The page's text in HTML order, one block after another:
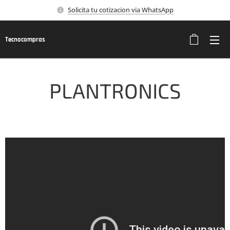
Solicita tu cotizacion via WhatsApp
Tecnocompras
PLANTRONICS